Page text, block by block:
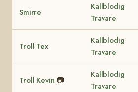
Smirre
Kallblodig
Travare
Troll Tex
Kallblodig
Travare
Troll Kevin 📷
Kallblodig
Travare